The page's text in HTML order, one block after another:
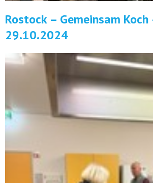
Rostock – Gemeinsam Koch
29.10.2024